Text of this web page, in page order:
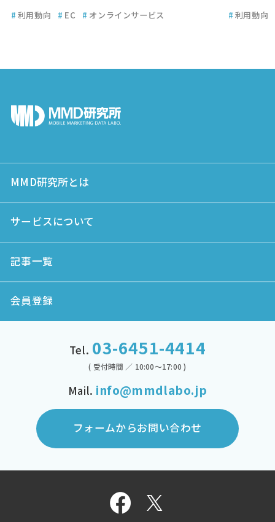
# 利用動向 # EC # オンラインサービス # 利用動向
MMD研究所とは
サービスについて
記事一覧
会員登録
Tel. 03-6451-4414
( 受付時間 ／ 10:00～17:00 )
Mail. info@mmdlabo.jp
フォームからお問い合わせ